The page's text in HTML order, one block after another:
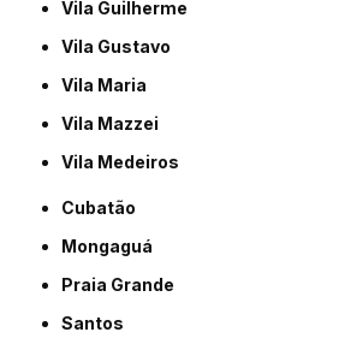
Vila Guilherme
Vila Gustavo
Vila Maria
Vila Mazzei
Vila Medeiros
Cubatão
Mongaguá
Praia Grande
Santos